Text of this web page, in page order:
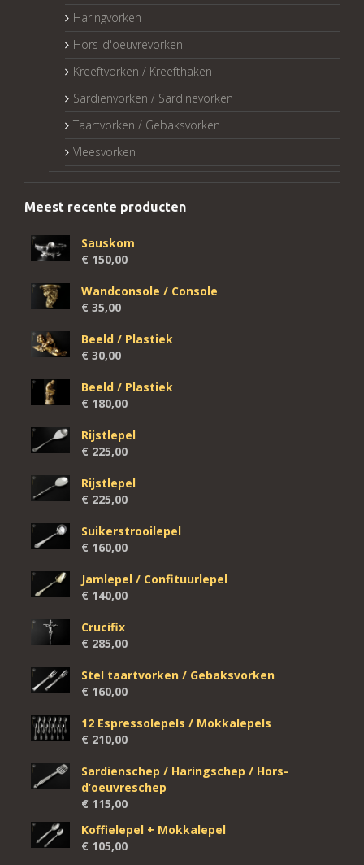
Haringvorken
Hors-d'oeuvrevorken
Kreeftvorken / Kreefthaken
Sardienvorken / Sardinevorken
Taartvorken / Gebaksvorken
Vleesvorken
Meest recente producten
Sauskom
€ 150,00
Wandconsole / Console
€ 35,00
Beeld / Plastiek
€ 30,00
Beeld / Plastiek
€ 180,00
Rijstlepel
€ 225,00
Rijstlepel
€ 225,00
Suikerstrooilepel
€ 160,00
Jamlepel / Confituurlepel
€ 140,00
Crucifix
€ 285,00
Stel taartvorken / Gebaksvorken
€ 160,00
12 Espressolepels / Mokkalepels
€ 210,00
Sardienschep / Haringschep / Hors-
d’oeuvreschep
€ 115,00
Koffielepel + Mokkalepel
€ 105,00